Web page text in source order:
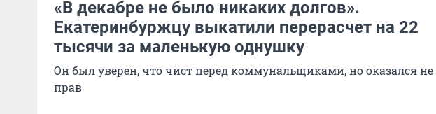
«В декабре не было никаких долгов».
Екатеринбуржцу выкатили перерасчет на 22
тысячи за маленькую однушку
Он был уверен, что чист перед коммунальщиками, но оказался не
прав